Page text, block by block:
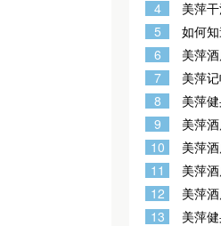
4
美萍
是在
5
如何
出现
版软
6
美萍
接？
7
美萍
细？
8
美萍
销操
9
美萍
的？
10
美萍
器设
11
美萍
备有
读器
12
美萍
动获
13
美萍